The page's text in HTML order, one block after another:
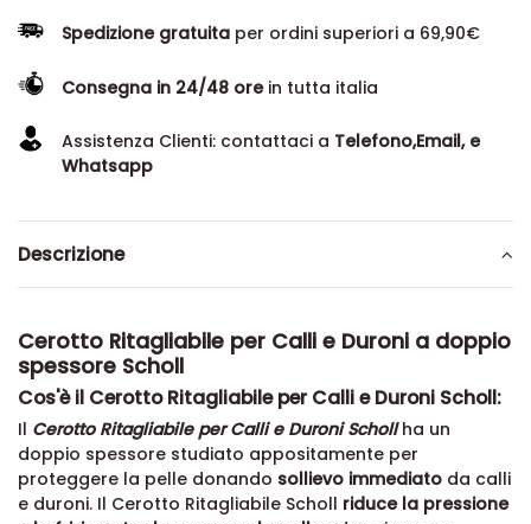
Spedizione gratuita per ordini superiori a 69,90€
Consegna in 24/48 orein tutta italia
Assistenza Clienti: contattaci a Telefono,Email, e
Whatsapp
Descrizione
Cerotto Ritagliabile per Calli e Duroni a doppio
spessore Scholl
Cos'è il Cerotto Ritagliabile per Calli e Duroni Scholl:
Il Cerotto Ritagliabile per Calli e Duroni Schollha un
doppio spessore studiato appositamente per
proteggere la pelle donando sollievo immediato da calli
e duroni. Il Cerotto Ritagliabile Scholl riduce la pressione